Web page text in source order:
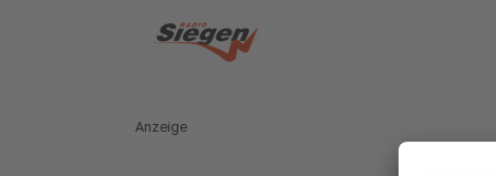
Anzeige